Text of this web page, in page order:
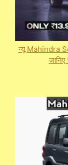
न्यू Mahindra